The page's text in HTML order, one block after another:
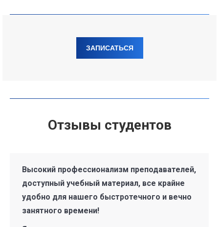
ЗАПИСАТЬСЯ
Отзывы студентов
Высокий профессионализм преподавателей,
доступный учебный материал, все крайне
удобно для нашего быстротечного и вечно
занятного времени!